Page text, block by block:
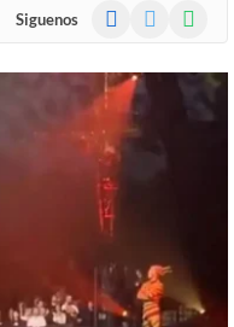
Siguenos Facebook